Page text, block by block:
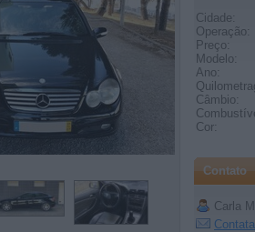
Cidade:
Operação:
Preço:
Modelo:
Ano:
Câmbio:
Cor:
Contato
Carla